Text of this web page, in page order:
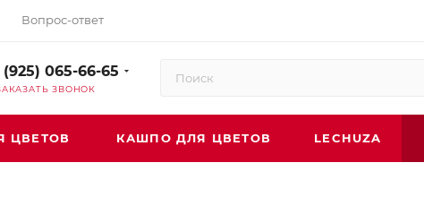
Вопрос-ответ
065-66-65
ЗВОНОК
ЦВЕТОВ КАШПО ДЛЯ ЦВЕТОВ LECHUZA